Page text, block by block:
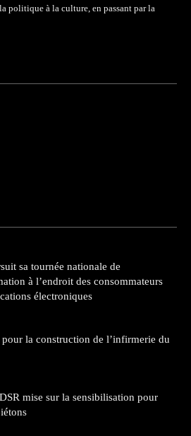
politique à la culture, en passant par la
sa tournée nationale de
à l’endroit des consommateurs
électroniques
la construction de l’infirmerie du
mise sur la sensibilisation pour